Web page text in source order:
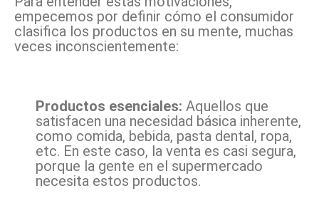
empecemos por definir cómo el consumidor
clasifica los productos en su mente, muchas
veces inconscientemente:
Productos esenciales: Aquellos que
satisfacen una necesidad básica inherente,
como comida, bebida, pasta dental, ropa,
etc. En este caso, la venta es casi segura,
porque la gente en el supermercado
necesita estos productos.